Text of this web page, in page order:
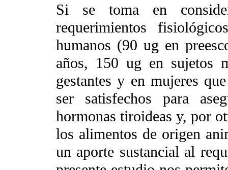
Si se toma en
requerimientos
humanos (90 ug en
años, 150 ug en sujetos
gestantes y en mujeres
ser satisfechos para
hormonas tiroideas y, por
los alimentos de origen
un aporte sustancial al